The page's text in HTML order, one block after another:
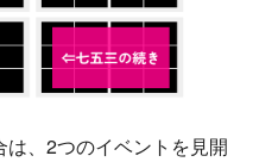
、2つのイベントを見開